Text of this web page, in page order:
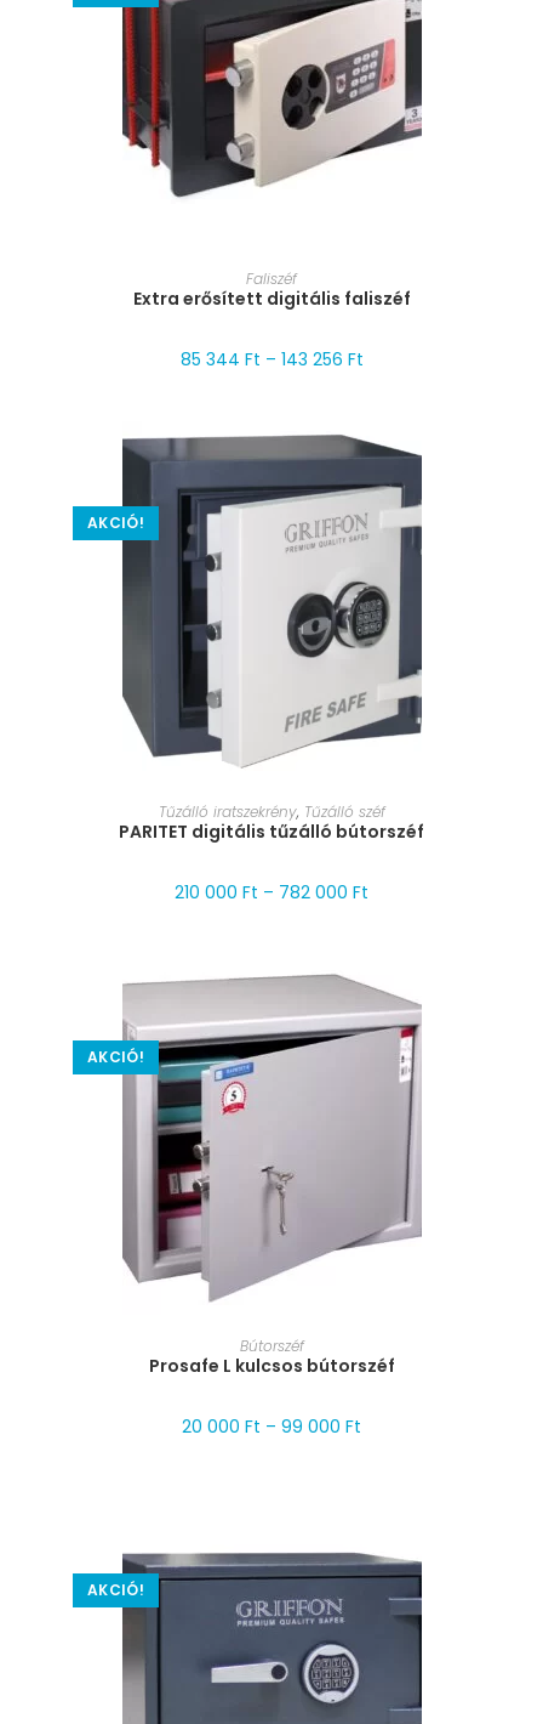
MÉRET VÁLASZTÁSA
Faliszéf
Extra erősített digitális faliszéf
85 344 Ft – 143 256 Ft
AKCIÓ!
MÉRET VÁLASZTÁSA
Tűzálló iratszekrény, Tűzálló széf
PARITET digitális tűzálló bútorszéf
210 000 Ft – 782 000 Ft
AKCIÓ!
MÉRET VÁLASZTÁSA
Bútorszéf
Prosafe L kulcsos bútorszéf
20 000 Ft – 99 000 Ft
AKCIÓ!